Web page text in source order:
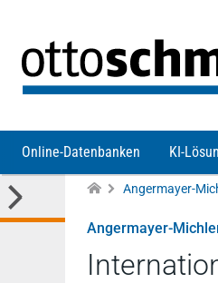
Online-Datenbanken KI-
Angermayer-